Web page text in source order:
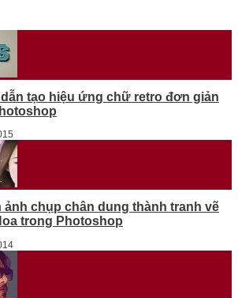
tạo hiệu ứng chữ retro đơn giản
ảnh chụp chân dung thành tranh vẽ
trong Photoshop